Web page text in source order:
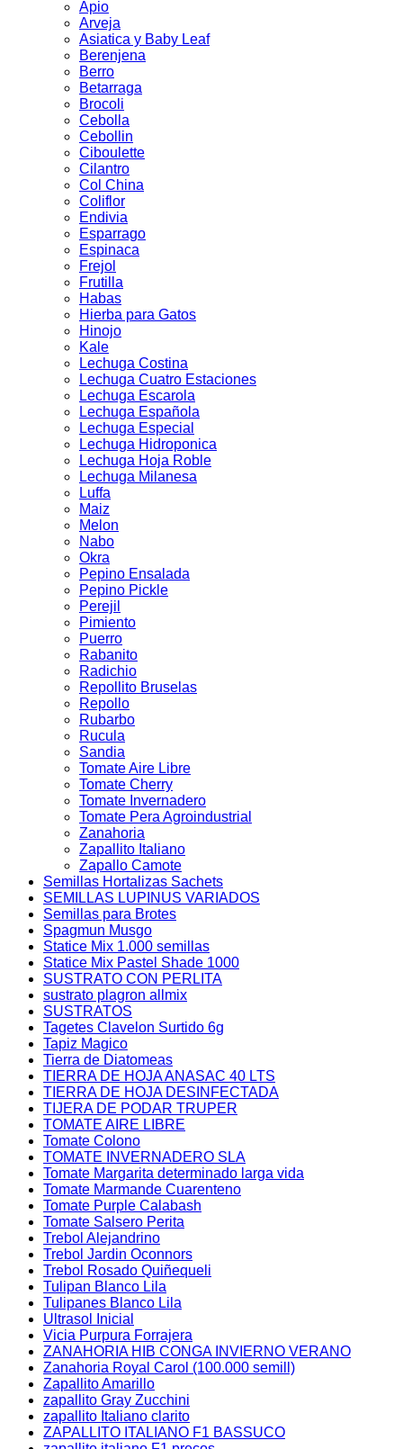
Apio
Arveja
Asiatica y Baby Leaf
Berenjena
Berro
Betarraga
Brocoli
Cebolla
Cebollin
Ciboulette
Cilantro
Col China
Coliflor
Endivia
Esparrago
Espinaca
Frejol
Frutilla
Habas
Hierba para Gatos
Hinojo
Kale
Lechuga Costina
Lechuga Cuatro Estaciones
Lechuga Escarola
Lechuga Española
Lechuga Especial
Lechuga Hidroponica
Lechuga Hoja Roble
Lechuga Milanesa
Luffa
Maiz
Melon
Nabo
Okra
Pepino Ensalada
Pepino Pickle
Perejil
Pimiento
Puerro
Rabanito
Radichio
Repollito Bruselas
Repollo
Rubarbo
Rucula
Sandia
Tomate Aire Libre
Tomate Cherry
Tomate Invernadero
Tomate Pera Agroindustrial
Zanahoria
Zapallito Italiano
Zapallo Camote
Semillas Hortalizas Sachets
SEMILLAS LUPINUS VARIADOS
Semillas para Brotes
Spagmun Musgo
Statice Mix 1.000 semillas
Statice Mix Pastel Shade 1000
SUSTRATO CON PERLITA
sustrato plagron allmix
SUSTRATOS
Tagetes Clavelon Surtido 6g
Tapiz Magico
Tierra de Diatomeas
TIERRA DE HOJA ANASAC 40 LTS
TIERRA DE HOJA DESINFECTADA
TIJERA DE PODAR TRUPER
TOMATE AIRE LIBRE
Tomate Colono
TOMATE INVERNADERO SLA
Tomate Margarita determinado larga vida
Tomate Marmande Cuarenteno
Tomate Purple Calabash
Tomate Salsero Perita
Trebol Alejandrino
Trebol Jardin Oconnors
Trebol Rosado Quiñequeli
Tulipan Blanco Lila
Tulipanes Blanco Lila
Ultrasol Inicial
Vicia Purpura Forrajera
ZANAHORIA HIB CONGA INVIERNO VERANO
Zanahoria Royal Carol (100.000 semill)
Zapallito Amarillo
zapallito Gray Zucchini
zapallito Italiano clarito
ZAPALLITO ITALIANO F1 BASSUCO